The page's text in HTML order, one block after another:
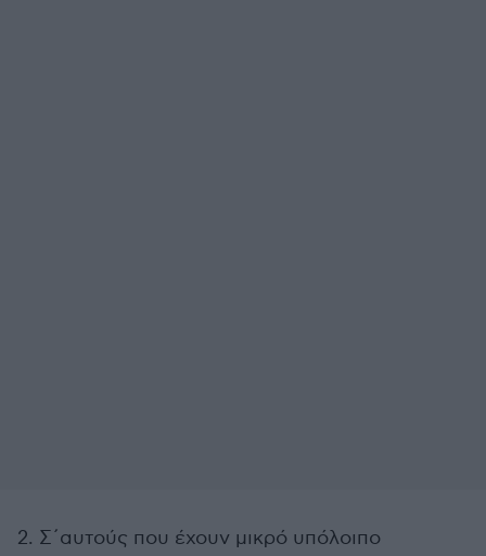
2. Σ΄αυτούς που έχουν μικρό υπόλοιπο